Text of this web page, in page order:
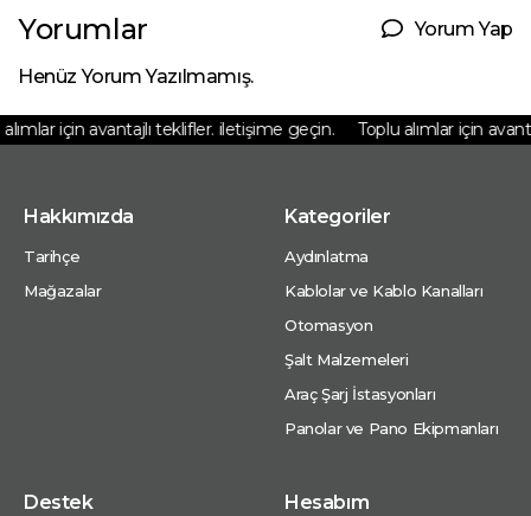
Yorumlar Yorum Yap
Henüz Yorum Yazılmamış.
için avantajlı teklifler. iletişime geçin. Toplu alımlar için
Hakkımızda
Tarihçe
Mağazalar
Kategoriler
Aydınlatma
Kablolar ve Kablo Kanalları
Otomasyon
Şalt Malzemeleri
Araç Şarj İstasyonları
Panolar ve Pano Ekipmanları
Destek Hesabım